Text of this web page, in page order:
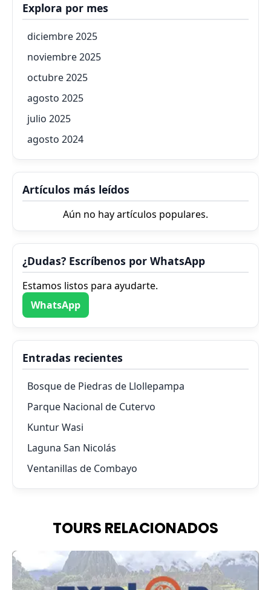
Explora por mes
diciembre 2025
noviembre 2025
octubre 2025
agosto 2025
julio 2025
agosto 2024
Artículos más leídos
Aún no hay artículos populares.
¿Dudas? Escríbenos por WhatsApp
Estamos listos para ayudarte.
WhatsApp
Entradas recientes
Bosque de Piedras de Llollepampa
Parque Nacional de Cutervo
Kuntur Wasi
Laguna San Nicolás
Ventanillas de Combayo
TOURS RELACIONADOS